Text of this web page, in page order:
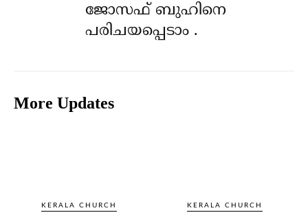
ജോസഫ് ബുഹിനെ
പരിചയപ്പെടാം .
More Updates
KERALA CHURCH KERALA CHURCH